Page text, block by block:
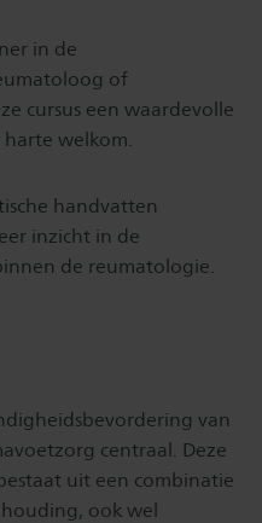
in de
of
cursus een waardevolle
welkom.
handvatten
inzicht in de
de reumatologie.
van
centraal. Deze
uit een combinatie
ook wel